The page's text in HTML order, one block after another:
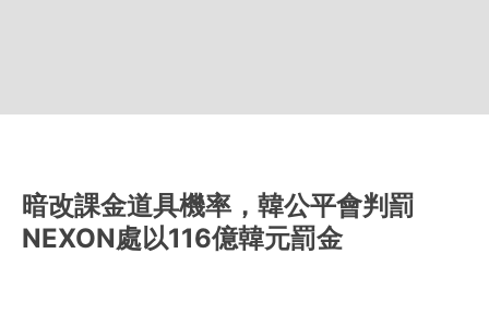
暗改課金道具機率，韓公平會判罰
NEXON處以116億韓元罰金